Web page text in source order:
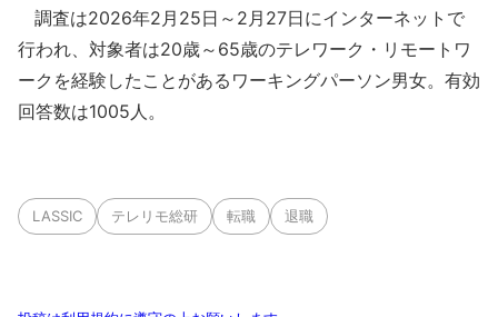
調査は2026年2月25日～2月27日にインターネットで
行われ、対象者は20歳～65歳のテレワーク・リモートワ
ークを経験したことがあるワーキングパーソン男女。有効
回答数は1005人。
LASSIC テレリモ総研 転職 退職